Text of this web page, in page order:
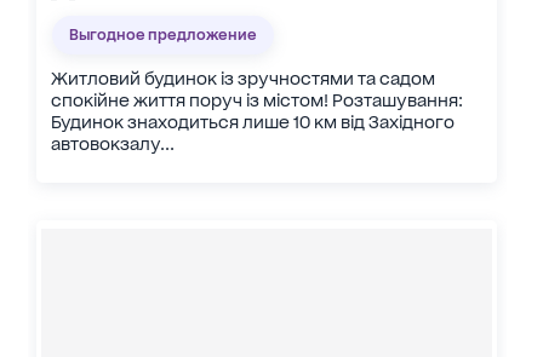
Выгодное предложение
Житловий будинок із зручностями та садом
спокійне життя поруч із містом! Розташування:
Будинок знаходиться лише 10 км від Західного
автовокзалу...